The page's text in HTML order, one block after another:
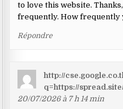
to love this website.
frequently. How frequently
Répondre
http://
q=https://
20/07/2026 à 7 h 14 min